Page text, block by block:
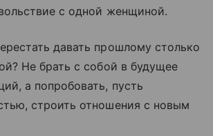
с одной женщиной.
давать прошлому столько
Не брать с собой в будущее
а попробовать, пусть
строить отношения с новым